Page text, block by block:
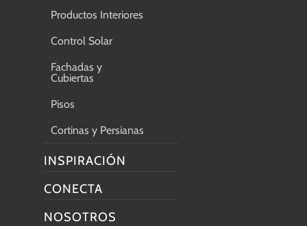
Productos Interiores
Control Solar
Fachadas y
Cubiertas
Pisos
Cortinas y Persianas
INSPIRACIÓN
CONECTA
NOSOTROS